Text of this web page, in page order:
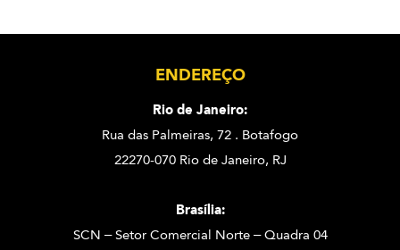
ENDEREÇO
Rio de Janeiro:
Rua das Palmeiras, 72 . Botafogo
22270-070 Rio de Janeiro, RJ
Brasília:
SCN – Setor Comercial Norte – Quadra 04